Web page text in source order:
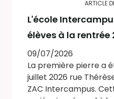
ARTICLE
L'école
élèves à la rentrée
09/07/2026
La première pierre a
juillet 2026 rue
ZAC Intercampus.